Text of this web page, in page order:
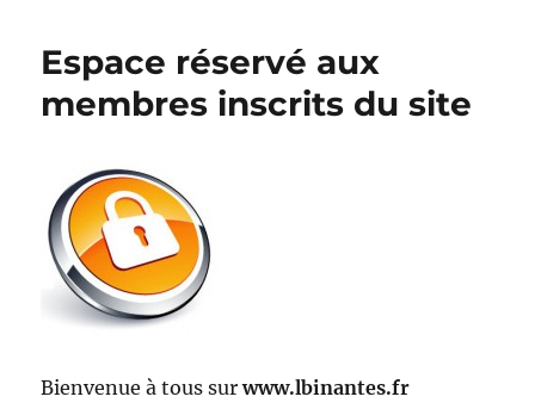
Espace réservé aux
membres inscrits du site
Bienvenue à tous surwww.lbinantes.fr